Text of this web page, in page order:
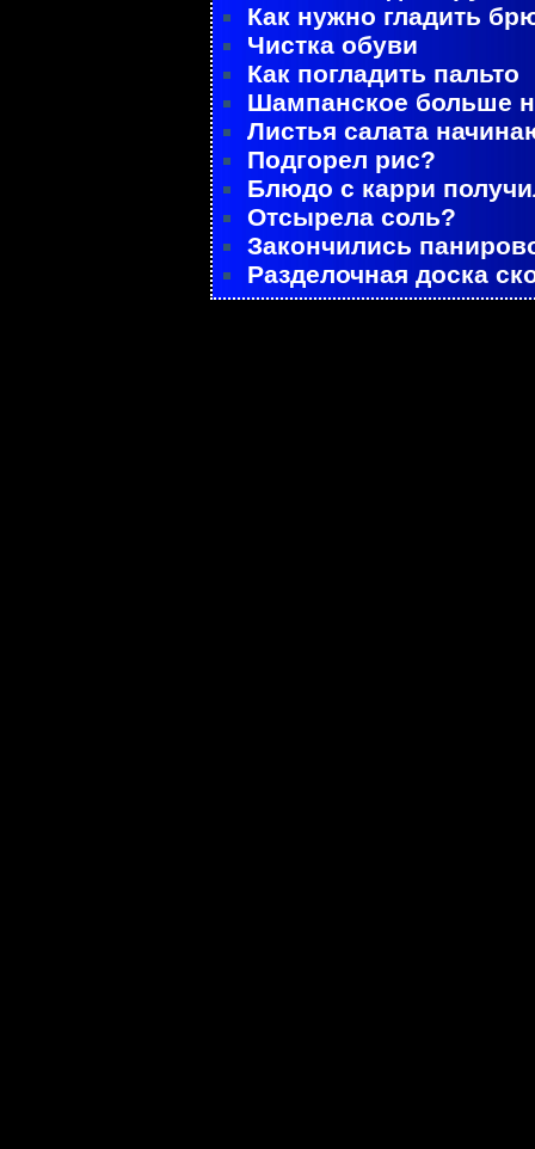
Как нужно гладить
Чистка обуви
Как погладить пальто
Шампанское больше
Листья салата
Подгорел рис?
Блюдо с карри
Отсырела соль?
Закончились
Разделочная доска